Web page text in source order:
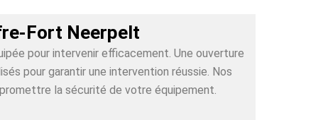
Fort Neerpelt
pour intervenir efficacement. Une ouverture
pour garantir une intervention réussie. Nos
la sécurité de votre équipement.